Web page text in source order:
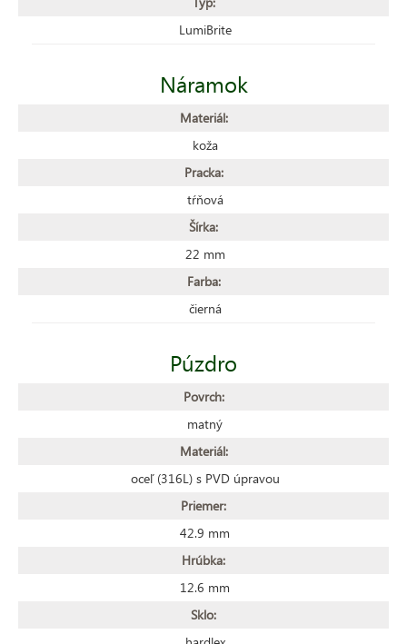
LumiBrite
Náramok
Materiál:
koža
Pracka:
tŕňová
Šírka:
22 mm
Farba:
čierná
Púzdro
Povrch:
matný
Materiál:
oceľ (316L) s PVD úpravou
Priemer:
42.9 mm
Hrúbka:
12.6 mm
Sklo: